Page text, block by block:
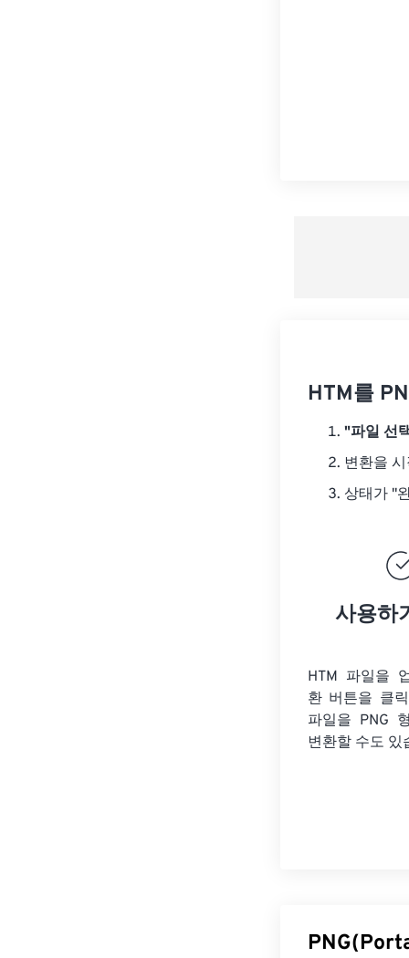
HTM를
"파일 선
변환을
상태가 "
사용하
HTM 파일을
환 버튼을 클
파일을 PNG
변환할 수도 있